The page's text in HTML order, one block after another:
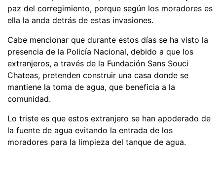
paz del corregimiento, porque según los moradores es
ella la anda detrás de estas invasiones.
Cabe mencionar que durante estos días se ha visto la
presencia de la Policía Nacional, debido a que los
extranjeros, a través de la Fundación Sans Souci
Chateas, pretenden construir una casa donde se
mantiene la toma de agua, que beneficia a la
comunidad.
Lo triste es que estos extranjero se han apoderado de
la fuente de agua evitando la entrada de los
moradores para la limpieza del tanque de agua.